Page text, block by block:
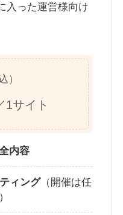
入った運営様向け
）
1サイト
内容
ィング（開催は任